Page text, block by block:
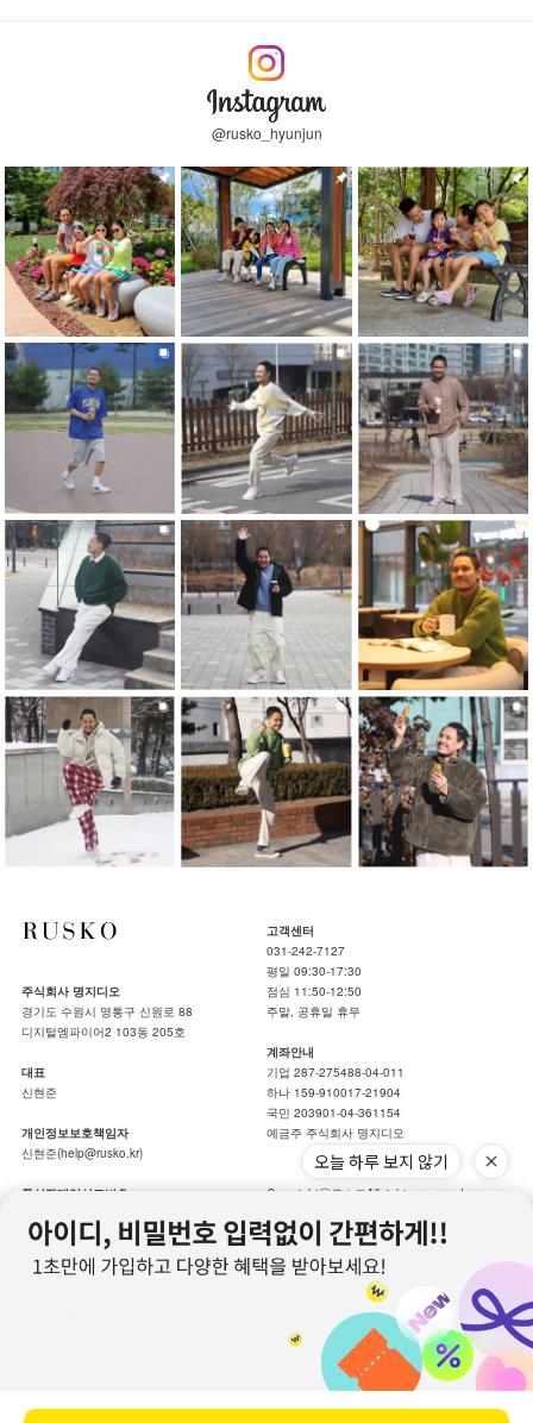
@rusko_hyunjun
주식회사 명지디오
경기도 수원시 영통구 신원로 88
디지털엠파이어2 103동 205호
대표
신현준
개인정보보호책임자
신현준(help@rusko.kr)
통신판매업신고번호
사업자등록번호
739-86-00489
고객센터
031-242-7127
평일 09:30-17:30
점심 11:50-12:50
주말, 공휴일 휴무
계좌안내
기업 287-275488-04-011
하나 159-910017-21904
국민 203901-04-361154
예금주 주식회사 명지디오
Copyrightⓒ루스코All rights reserved.
- 경기도 수원시 영통구 광교로109 CJ대한통운 우리광교대리점
- 경기도 수원시 영통구 신원로 88 디지털엠파이어2 103동 205호
오늘 하루 보지 않기